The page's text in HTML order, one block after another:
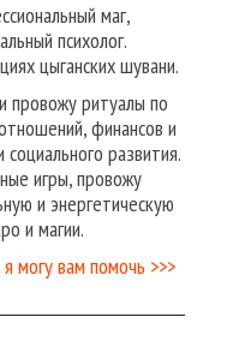
маг,
психолог.
цыганских шувани.
провожу ритуалы по
финансов и
развития.
игры, провожу
и энергетическую
и магии.
могу вам помочь >>>